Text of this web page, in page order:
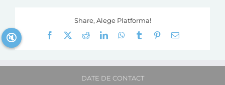
Share, Alege Platforma!
Facebook
RedditLinkedInWhatsApp
Tumblr Pinterest
E-
DATE DE CONTACT
🔇